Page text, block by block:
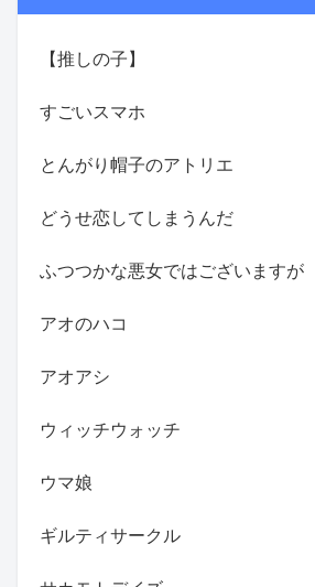
【推しの子】
すごいスマホ
とんがり帽子のアトリエ
どうせ恋してしまうんだ
ふつつかな悪女ではございますが
アオのハコ
アオアシ
ウィッチウォッチ
ウマ娘
ギルティサークル